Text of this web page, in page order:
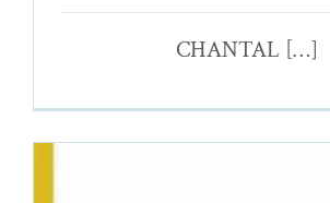
CHANTAL […]